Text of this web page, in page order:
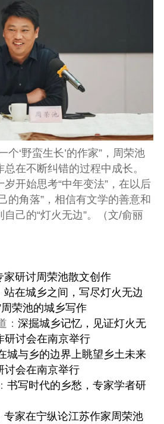
‘野蛮生长’的作家”，周荣池
在不断纠错的过程中成长。
开始思考“中年变法”，在以后
的角落”，相信有文学的善意和
己的“灯火无边”。（文/俞丽
家研讨周荣池散文创作
站在城乡之间，写尽灯火无边
荣池的城乡写作
深掘城乡记忆，见证灯火无
研讨会在南京举行
城与乡的边界上眺望乡土未来
讨会在南京举行
书写时代的乡愁，专家学者研
专家在宁纵论江苏作家周荣池